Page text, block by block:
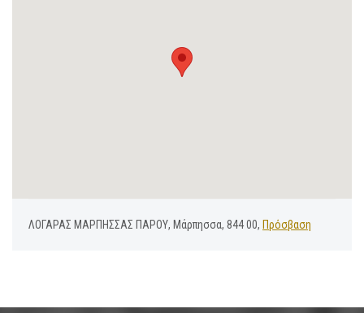
ΛΟΓΑΡΑΣ ΜΑΡΠΗΣΣΑΣ ΠΑΡΟΥ, Μάρπησσα, 844 00, Πρόσβαση